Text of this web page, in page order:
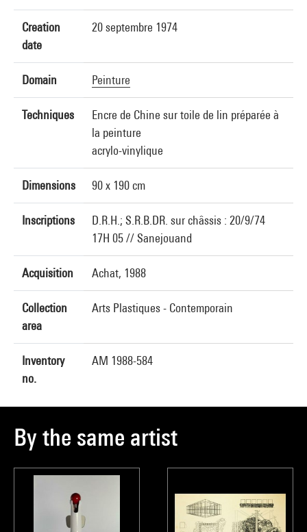
Creation
date
20 septembre 1974
Domain Peinture
Techniques
Encre de Chine sur toile de lin préparée à
la peinture
acrylo-vinylique
Dimensions 90 x 190 cm
Inscriptions
D.R.H.; S.R.B.DR. sur châssis : 20/9/74
17H 05 // Sanejouand
Acquisition Achat, 1988
Collection
area
Arts Plastiques - Contemporain
Inventory
no.
AM 1988-584
By the same artist